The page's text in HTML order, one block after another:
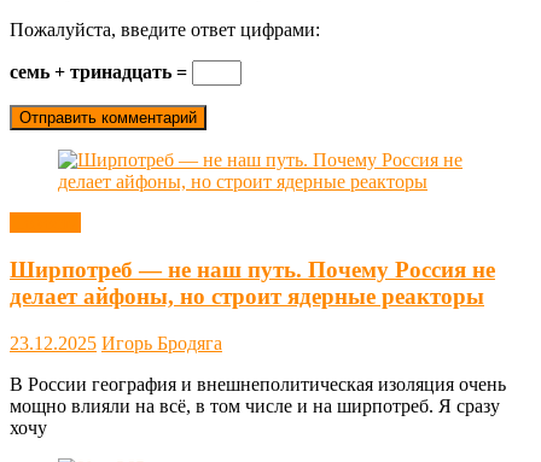
Пожалуйста, введите ответ цифрами:
семь + тринадцать =
Ширпотреб — не наш путь. Почему Россия не
делает айфоны, но строит ядерные реакторы
23.12.2025 Игорь Бродяга
В России география и внешнеполитическая изоляция очень
мощно влияли на всё, в том числе и на ширпотреб. Я сразу
хочу